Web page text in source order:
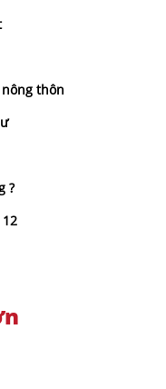
thôn
?